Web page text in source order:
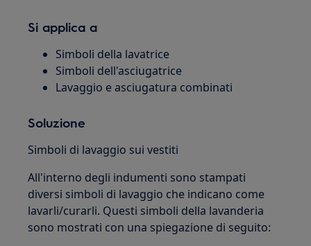
Si applica a
Simboli della lavatrice
Simboli dell'asciugatrice
Lavaggio e asciugatura combinati
Soluzione
Simboli di lavaggio sui vestiti
All'interno degli indumenti sono stampati
diversi simboli di lavaggio che indicano come
lavarli/curarli. Questi simboli della lavanderia
sono mostrati con una spiegazione di seguito: